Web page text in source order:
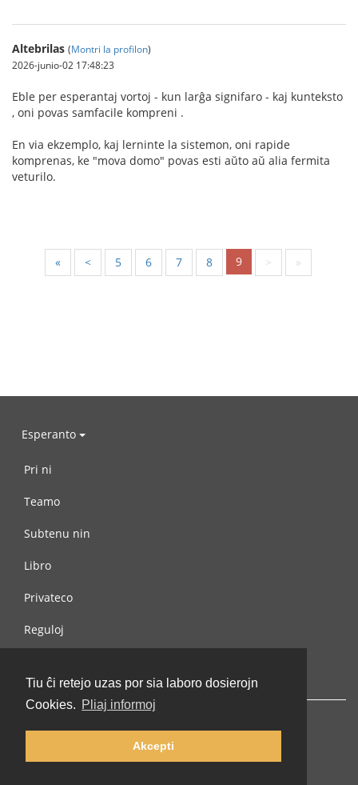
Tiu ĉi retejo uzas por sia laboro dosierojn
Cookies. Pliaj informoj
Akcepti
Altebrilas (Montri la profilon)
2026-junio-02 17:48:23
Eble per esperantaj vortoj - kun larĝa signifaro - kaj kunteksto
, oni povas samfacile kompreni .
En via ekzemplo, kaj lerninte la sistemon, oni rapide
komprenas, ke "mova domo" povas esti aŭto aŭ alia fermita
veturilo.
« < 5 6 7 8 9 > »
Esperanto
Pri ni
Teamo
Subtenu nin
Libro
Privateco
Reguloj
© 2002-2026 lernu.net |Impressum